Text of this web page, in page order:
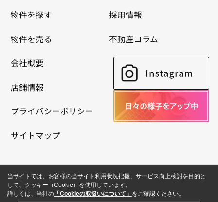
物件を探す
物件を売る
会社概要
店舗情報
プライバシーポリシー
サイトマップ
採用情報
不動産コラム
当サイトでは、お客様の当サイト利用状況把握、サービス向上検討を目的と
して、クッキー（Cookie）を使用しています。
詳しくは、当社の 「Cookieの取扱いについて」 をご確認ください。